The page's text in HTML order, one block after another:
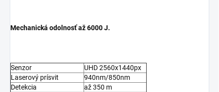
Mechanická odolnosť až 6000 J.
Senzor
UHD 2560x1440px
Laserový prísvit
940nm/850nm
Detekcia
až 350 m